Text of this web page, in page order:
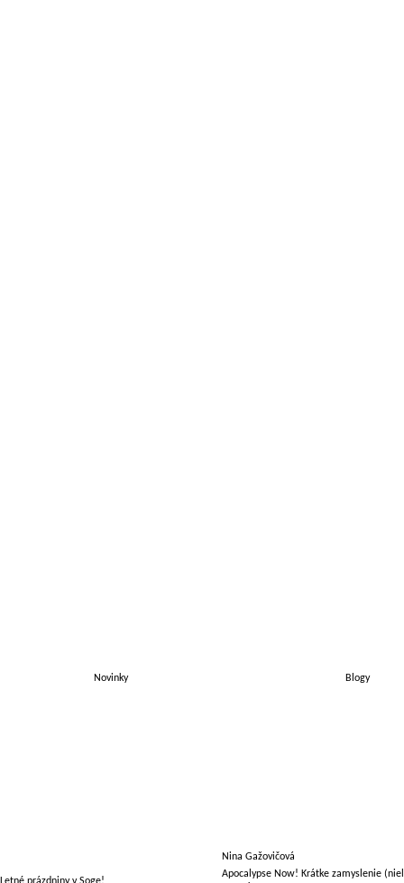
Novinky Blogy
Nina Gažovičová
Apocalypse Now! Krátke zamyslenie